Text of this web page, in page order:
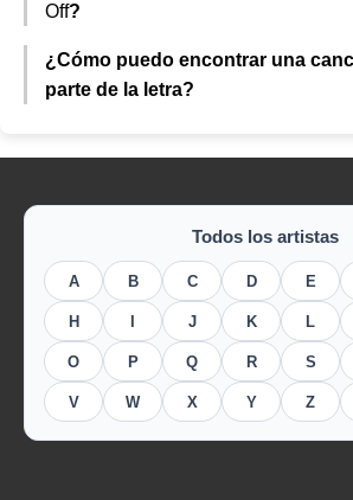
Off?
¿Cómo puedo encontrar una
parte de la letra?
Todos los artistas
A B C D E
H J K L
O P Q R S
V W X Y Z